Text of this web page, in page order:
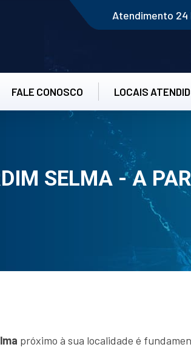
Atendimento 24
FALE CONOSCO LOCAIS
SELMA - A
próximo à sua localidade é